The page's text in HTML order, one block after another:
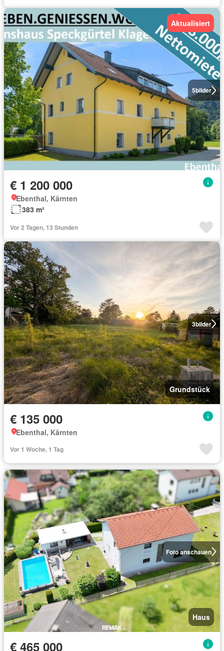
5bilder
Aktualisiert
€ 1 200 000
Ebenthal, Kärnten
383 m²
Vor 2 Tagen, 13 Stunden
3bilder
Grundstück
€ 135 000
Ebenthal, Kärnten
Vor 1 Woche, 1 Tag
Foto anschauen
Haus
€ 465 000